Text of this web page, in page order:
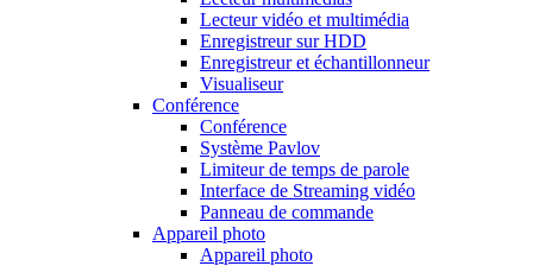
Lecteur vidéo et multimédia
Enregistreur sur HDD
Enregistreur et échantillonneur
Visualiseur
Conférence
Conférence
Système Pavlov
Limiteur de temps de parole
Interface de Streaming vidéo
Panneau de commande
Appareil photo
Appareil photo